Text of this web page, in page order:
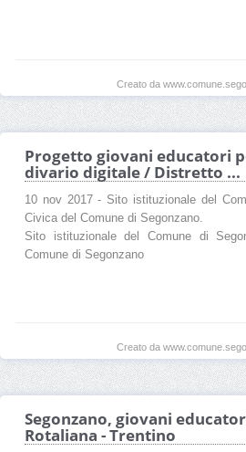
Creato da
Progetto giovani educatori
divario digitale / Distretto ...
10 nov 2017 - Sito istituzionale del
Civica del Comune di Segonzano.
Sito istituzionale del Comune di
Comune di Segonzano
Creato da
Segonzano, giovani
Rotaliana - Trentino